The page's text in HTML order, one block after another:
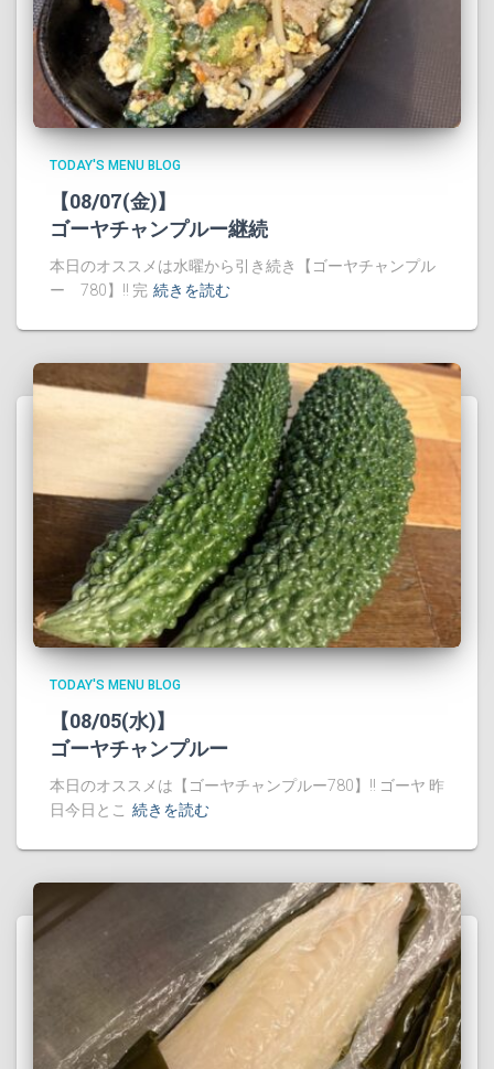
TODAY'S MENU BLOG
【08/07(金)】
ゴーヤチャンプルー継続
本日のオススメは水曜から引き続き【ゴーヤチャンプル
ー 780】!! 完 続きを読む
TODAY'S MENU BLOG
【08/05(水)】
ゴーヤチャンプルー
本日のオススメは【ゴーヤチャンプルー780】!! ゴーヤ 昨
日今日とこ 続きを読む